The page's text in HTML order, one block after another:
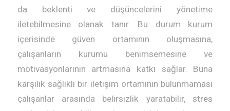
da beklenti ve düşüncelerini yönetime
iletebilmesine olanak tanır. Bu durum kurum
içerisinde güven ortamının oluşmasına,
çalışanların kurumu benimsemesine ve
motivasyonlarının artmasına katkı sağlar. Buna
karşılık sağlıklı bir iletişim ortamının bulunmaması
çalışanlar arasında belirsizlik yaratabilir, stres